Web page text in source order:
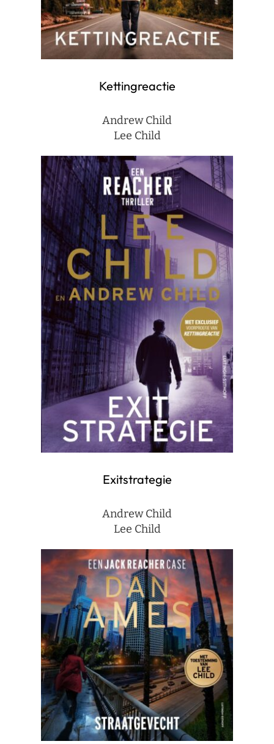
Kettingreactie
Andrew Child
Lee Child
Exitstrategie
Andrew Child
Lee Child